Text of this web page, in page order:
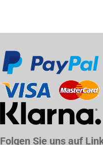
Folgen Sie uns auf